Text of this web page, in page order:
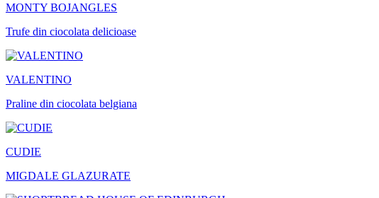
MONTY BOJANGLES
Trufe din ciocolata delicioase
VALENTINO
Praline din ciocolata belgiana
CUDIE
MIGDALE GLAZURATE